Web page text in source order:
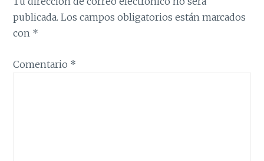
publicada. Los campos obligatorios están marcados
con *
Comentario *